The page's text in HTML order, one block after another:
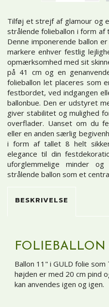
Tilføj et strejf af glamour og
strålende folieballon i form af
Denne imponerende ballon
markere enhver festlig
opmærksomhed med sit
på 41 cm og en
folieballon let placeres som
festbordet, ved indgangen
ballonbue. Den er udstyret
giver stabilitet og mulighed
overflader. Uanset om du
eller en anden særlig
i form af tallet 8 helt
elegance til din
uforglemmelige minder
strålende ballon som et
BESKRIVELSE
FOLIEBALLON
Ballon 11" i GULD folie som
højden er med 20 cm pind
kan anvendes igen og igen.